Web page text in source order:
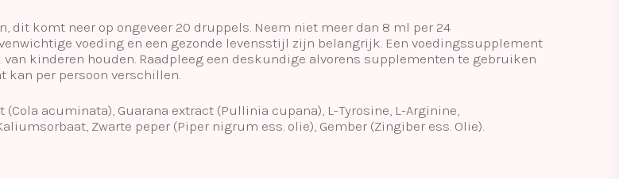
dit komt neer op ongeveer 20 druppels. Neem niet meer dan 8 ml per 24
voeding en een gezonde levensstijl zijn belangrijk. Een voedingssupplement
kinderen houden. Raadpleeg een deskundige alvorens supplementen te gebruiken
per persoon verschillen.
acuminata), Guarana extract (Pullinia cupana), L-Tyrosine, L-Arginine,
Zwarte peper (Piper nigrum ess. olie), Gember (Zingiber ess. Olie).